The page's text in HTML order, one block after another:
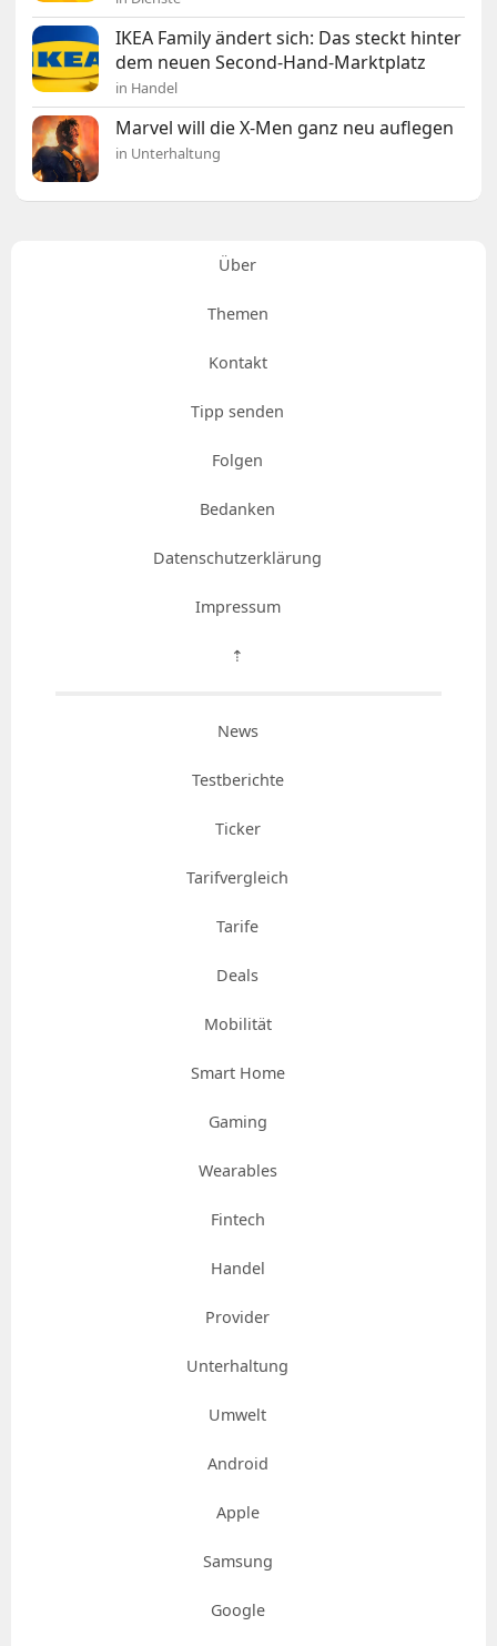
IKEA Family ändert sich: Das steckt hinter
dem neuen Second-Hand-Marktplatz
in Handel
Marvel will die X-Men ganz neu auflegen
in Unterhaltung
Über
Themen
Kontakt
Tipp senden
Folgen
Bedanken
Datenschutzerklärung
Impressum
⇡
News
Testberichte
Ticker
Tarifvergleich
Tarife
Deals
Mobilität
Smart Home
Gaming
Wearables
Fintech
Handel
Provider
Unterhaltung
Umwelt
Android
Apple
Samsung
Google